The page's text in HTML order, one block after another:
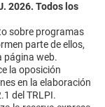
2026. Todos los
sobre programas
parte de ellos,
página web.
la oposición
en la elaboración
del TRLPI.